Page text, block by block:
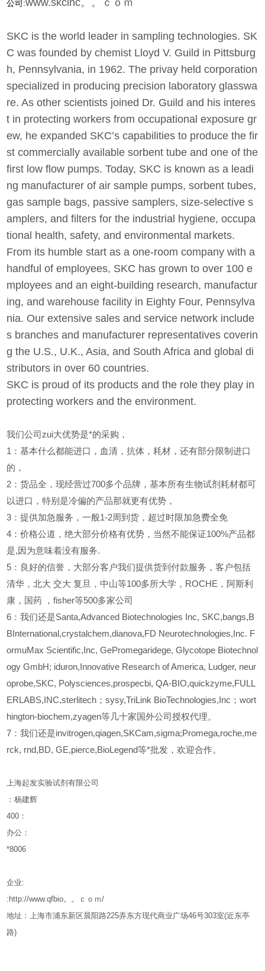
公司:www.skcinc。。ｃｏｍ
SKC is the world leader in sampling technologies. SK
C was founded by chemist Lloyd V. Guild in Pittsburg
h, Pennsylvania, in 1962. The privay held corporation
specialized in producing precision laboratory glasswa
re. As other scientists joined Dr. Guild and his interes
t in protecting workers from occupational exposure gr
ew, he expanded SKC’s capabilities to produce the fir
st commercially available sorbent tube and one of the
first low flow pumps. Today, SKC is known as a leadi
ng manufacturer of air sample pumps, sorbent tubes,
gas sample bags, passive samplers, size-selective s
amplers, and filters for the industrial hygiene, occupa
tional health, safety, and environmental markets.
From its humble start as a one-room company with a
handful of employees, SKC has grown to over 100 e
mployees and an eight-building research, manufactur
ing, and warehouse facility in Eighty Four, Pennsylva
nia. Our extensive sales and service network include
s branches and manufacturer representatives coverin
g the U.S., U.K., Asia, and South Africa and global di
stributors in over 60 countries.
SKC is proud of its products and the role they play in
protecting workers and the environment.
我们公司zui大优势是*的采购，
1
：基本什么都能进口，血清，抗体，耗材，还有部分限制进口
的，
2 ：货品全，现经营过700多个品牌，基本所有生物试剂耗材都可
以进口，特别是冷偏的产品那就更有优势，
3 ：提供加急服务，一般1-2周到货，超过时限加急费全免
4 ：价格公道，绝大部分价格有优势，当然不能保证100%产品都
是,因为意味着没有服务.
5 ：良好的信誉，大部分客户我们提供货到付款服务，客户包括
清华，北大 交大 复旦，中山等100多所大学，ROCHE，阿斯利
康，国药
，fisher等500多家公司
6 ：我们还是Santa,Advanced Biotechnologies Inc, SKC,bangs,B
BInternational,crystalchem,dianova,FD Neurotechnologies,Inc. F
ormuMax Scientific,Inc, GePromegaridege, Glycotope Biotechnol
ogy GmbH; iduron,Innovative Research of America, Ludger, neur
oprobe,SKC, Polysciences,prospecbi, QA-BIO,quickzyme,FULL
ERLABS,INC,sterlitech；sysy,TriLink BioTechnologies,Inc；wort
hington-biochem,zyagen等几十家国外公司授权代理。
7：我们还是invitrogen,qiagen,SKCam,sigma;Promega,roche,me
rck, rnd,BD, GE,pierce,BioLegend等*批发，欢迎合作。
上海起发实验试剂有限公司
：杨建辉
400 ：
办公：
*8006
企业:
:http://www.qfbio。。ｃｏｍ/
地址：上海市浦东新区晨阳路225弄东方现代商业广场46号303室(近东亭
路)